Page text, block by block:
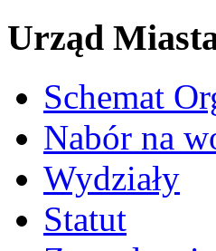
Urząd
Schemat
Nabór na
Wydziały
Statut